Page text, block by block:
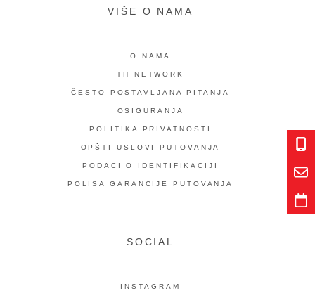
VIŠE O NAMA
O NAMA
TH NETWORK
ČESTO POSTAVLJANA PITANJA
OSIGURANJA
POLITIKA PRIVATNOSTI
OPŠTI USLOVI PUTOVANJA
PODACI O IDENTIFIKACIJI
POLISA GARANCIJE PUTOVANJA
SOCIAL
INSTAGRAM